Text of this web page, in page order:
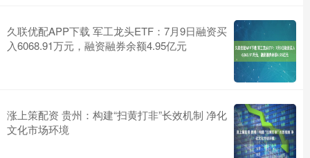
久联优配APP下载 军工龙头ETF：7月9日融资买
入6068.91万元，融资融券余额4.95亿元
涨上策配资 贵州：构建“扫黄打非”长效机制 净化
文化市场环境